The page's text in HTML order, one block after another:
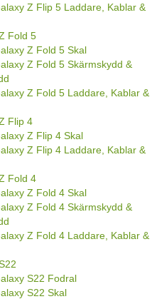
Z Flip 5 Laddare, Kablar &
Fold 5
Z Fold 5 Skal
Z Fold 5 Skärmskydd &
Z Fold 5 Laddare, Kablar &
Flip 4
Z Flip 4 Skal
Z Flip 4 Laddare, Kablar &
Fold 4
Z Fold 4 Skal
Z Fold 4 Skärmskydd &
Z Fold 4 Laddare, Kablar &
S22 Fodral
S22 Skal